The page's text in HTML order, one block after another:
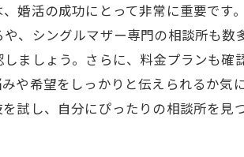
婚活の成功にとって非常に重要です
、シングルマザー専門の相談所も数
ましょう。さらに、料金プランも
や希望をしっかりと伝えられるか気
し、自分にぴったりの相談所を見